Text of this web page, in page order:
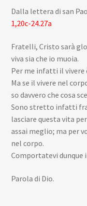
Dalla lettera di san
1,20c-24.27a
Fratelli, Cristo sarà
viva sia che io muoia.
Per me infatti il vivere
Ma se il vivere nel
so davvero che cosa
Sono stretto infatti fra
lasciare questa vita
assai meglio; ma per
nel corpo.
Comportatevi dunque
Parola di Dio.